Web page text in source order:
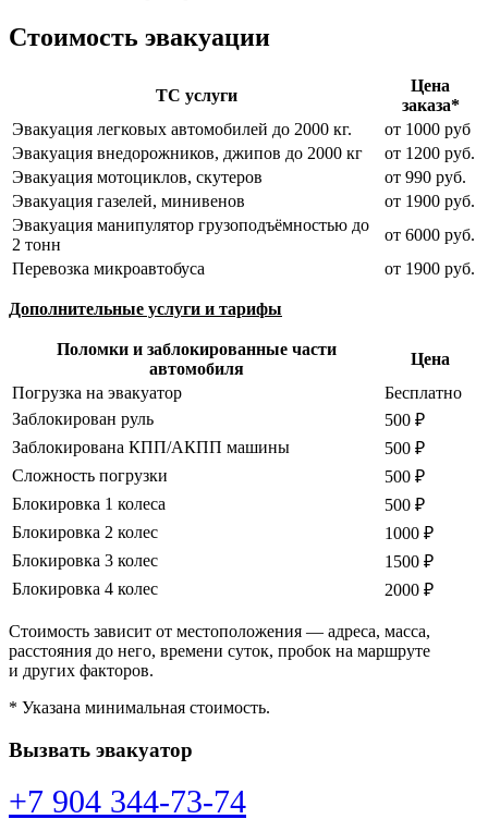
Стоимость эвакуации
ТС услуги
Цена
заказа*
Эвакуация легковых автомобилей до 2000 кг.
от 1000 руб
Эвакуация внедорожников, джипов до 2000 кг
от 1200 руб.
Эвакуация мотоциклов, скутеров
от 990 руб.
Эвакуация газелей, минивенов
от 1900 руб.
Эвакуация манипулятор грузоподъёмностью до
2 тонн
от 6000 руб.
Перевозка микроавтобуса
от 1900 руб.
Дополнительные услуги и тарифы
Поломки и заблокированные части
автомобиля
Цена
Погрузка на эвакуатор
Бесплатно
Заблокирован руль
500 ₽
Заблокирована КПП/АКПП машины
500 ₽
Сложность погрузки
500 ₽
Блокировка 1 колеса
500 ₽
Блокировка 2 колес
1000 ₽
Блокировка 3 колес
1500 ₽
Блокировка 4 колес
2000 ₽
Стоимость зависит от местоположения — адреса, масса,
расстояния до него, времени суток, пробок на маршруте
и других факторов.
* Указана минимальная стоимость.
Вызвать эвакуатор
+7 904 344-73-74